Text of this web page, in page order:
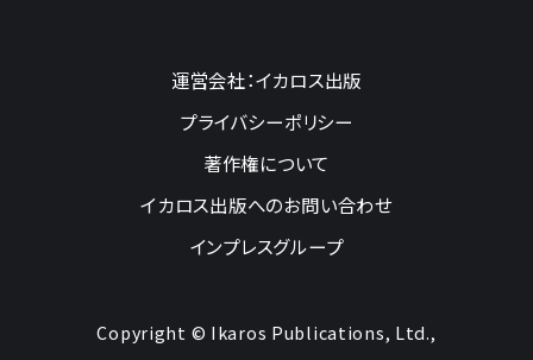
運営会社：イカロス出版
プライバシーポリシー
著作権について
イカロス出版へのお問い合わせ
インプレスグループ
Copyright © Ikaros Publications, Ltd.,